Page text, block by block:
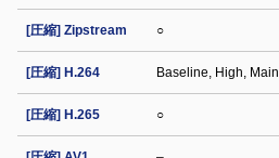
[圧縮] Zipstream ○
[圧縮] H.264 Baseline, High, Main
[圧縮] H.265 ○